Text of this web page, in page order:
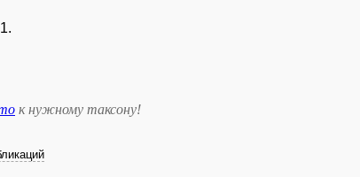
к нужному таксону!